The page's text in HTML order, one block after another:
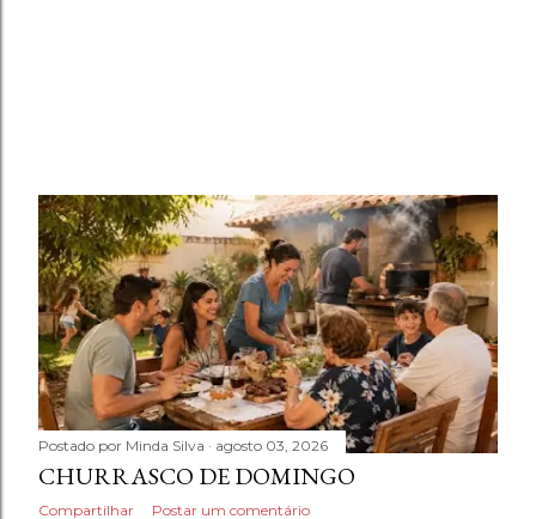
Postado por Minda Silva agosto 03, 2026
CHURRASCO DE DOMINGO
Compartilhar Postar um comentário